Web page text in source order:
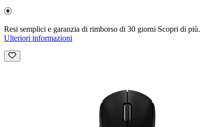
Resi semplici e garanzia di rimborso di 30 giorni Scopri di più.
Ulteriori informazioni